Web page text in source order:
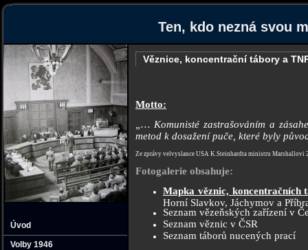
Ten‚ kdo nezná svou
Úvod
Volby 1946
Věznice‚ koncentrační tábory a
Motto:
„… Komunisté zastrašováním a
metod k dosažení puče, které byly
Ze zprávy velvyslance USA K.Steinhardta ministru Marshallovi
Fotogalerie obsahuje:
Mapka věznic, koncentračních
Horní Slavkov, Jáchymov a
Seznam vězeňských zařízení v
Seznam věznic v ČSR
Seznam táborů nucených prací